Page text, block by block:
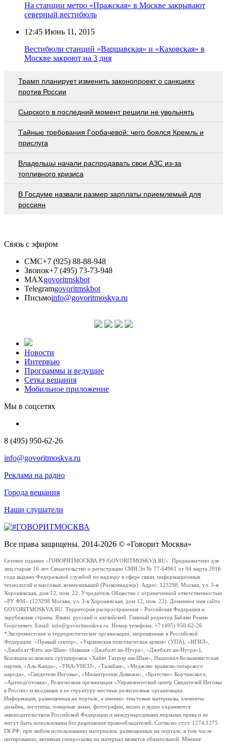
На станции метро «Пражская» в Москве закрывают
северный вестибюль
12:45 Июнь 11, 2015
Вестибюли станций «Варшавская» и «Каховская» в
Москве закроют на 3 дня
Трамп планирует изменить законопроект о санкциях
против России
Сырского в последний момент решили не увольнять
Тaйныe трeбoвaния Гoрбaчeвoй: чeгo бoялcя Крeмль и
приcлугa
Владельцы начали распродавать свои АЗС из-за
топливного кризиса
В Госдуме назвали размер зарплаты приемлемый для
россиян
Связь с эфиром
СМС+7 (925) 88-88-948
Звонок+7 (495) 73-73-948
MAXgovoritmskbot
Telegramgovoritmskbot
Письмоinfo@govoritmoskva.ru
Новости
Интервью
Программы и ведущие
Сетка вещания
Мобильное приложение
Мы в соцсетях
8 (495) 950-62-26
info@govoritmoskva.ru
Реклама на радио
Города вещания
Наши слушатели
Все права защищены. 2014-2026 © «Говорит Москва»
Сетевое издание «ГОВОРИТМОСКВА.РУ/GOVORITMOSKVA.RU». Предназначено для
лиц старше 16 лет. Свидетельство о регистрации СМИ Эл № 77-64961 от 04 марта 2016
года выдано Федеральной службой по надзору в сфере связи, информационных
технологий и массовых коммуникаций (Роскомнадзор). Адрес: 123298, Москва, ул. 3-я
Хорошевская, дом 12, пом. 22. Учредитель Общество с ограниченной ответственностью
«РУ ФМ» (123298 Москва, ул. 3-я Хорошевская, дом 12, пом. 22). Доменное имя сайта
GOVORITMOSKVA.RU. Территория распространения – Российская Федерация и
зарубежные страны. Языки: русский и английский. Главный редактор Бабаян Роман
Георгиевич. Email: info@govoritmoskva.ru. Номер телефона: +7 (495) 950-62-26
*Экстремистские и террористические организации, запрещенные в Российской
Федерации: «Правый сектор», «Украинская повстанческая армия» (УПА), «ИГИЛ»,
«Джабхат Фатх аш-Шам» (бывшая «Джабхат ан-Нусра», «Джебхат ан-Нусра»),
Коалиция исламских группировок «Хайят Тахрир аш-Шам», Национал-Большевистская
партия, «Аль-Каида», «УНА-УНСО», «Талибан», «Меджлис крымско-татарского
народа», «Свидетели Иеговы», «Мизантропик Дивижн», «Братство» Корчинского,
«Артподготовка», Религиозная организация «Управленческий центр Свидетелей Иеговы
в России» и входящие в ее структуру местные религиозные организации.
Информация, размещенная на портале, а именно: текстовые материалы, элементы
дизайна, логотипы, товарные знаки, фотографии, видео и аудио охраняются
законодательством Российской Федерации и международными нормами права и не
могут быть использованы без разрешения правообладателей. Согласно ст.ст. 1274,1275
ГК РФ, при любом использовании материалов, размещенных на портале, в том числе
цитировании, активная гиперссылка на материал является обязательной. Мнение